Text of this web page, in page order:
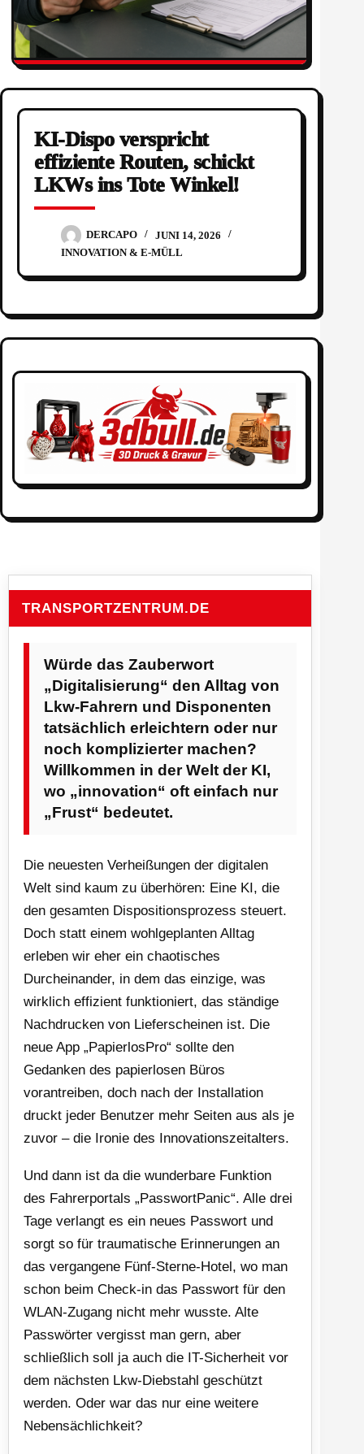
KI-Dispo verspricht
effiziente Routen, schickt
LKWs ins Tote Winkel!
DERCAPO
JUNI 14, 2026
INNOVATION & E-MÜLL
TRANSPORTZENTRUM.DE
Würde das Zauberwort
„Digitalisierung“ den Alltag von
Lkw-Fahrern und Disponenten
tatsächlich erleichtern oder nur
noch komplizierter machen?
Willkommen in der Welt der KI,
wo „innovation“ oft einfach nur
„Frust“ bedeutet.
Die neuesten Verheißungen der digitalen
Welt sind kaum zu überhören: Eine KI, die
den gesamten Dispositionsprozess steuert.
Doch statt einem wohlgeplanten Alltag
erleben wir eher ein chaotisches
Durcheinander, in dem das einzige, was
wirklich effizient funktioniert, das ständige
Nachdrucken von Lieferscheinen ist. Die
neue App „PapierlosPro“ sollte den
Gedanken des papierlosen Büros
vorantreiben, doch nach der Installation
druckt jeder Benutzer mehr Seiten aus als je
zuvor – die Ironie des Innovationszeitalters.
Und dann ist da die wunderbare Funktion
des Fahrerportals „PasswortPanic“. Alle drei
Tage verlangt es ein neues Passwort und
sorgt so für traumatische Erinnerungen an
das vergangene Fünf-Sterne-Hotel, wo man
schon beim Check-in das Passwort für den
WLAN-Zugang nicht mehr wusste. Alte
Passwörter vergisst man gern, aber
schließlich soll ja auch die IT-Sicherheit vor
dem nächsten Lkw-Diebstahl geschützt
werden. Oder war das nur eine weitere
Nebensächlichkeit?